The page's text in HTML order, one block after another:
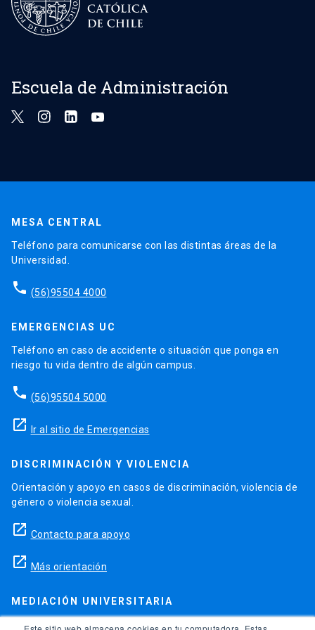
Escuela de Administración
MESA CENTRAL
Teléfono para comunicarse con las distintas áreas de la
Universidad.
phone (56)95504 4000
EMERGENCIAS UC
Teléfono en caso de accidente o situación que ponga en
riesgo tu vida dentro de algún campus.
phone (56)95504 5000
launch Ir al sitio de Emergencias
DISCRIMINACIÓN Y VIOLENCIA
Orientación y apoyo en casos de discriminación, violencia de
género o violencia sexual.
launch Contacto para apoyo
launch Más orientación
MEDIACIÓN UNIVERSITARIA
Teléfonos para orientación y consejo si se ha vulnerado